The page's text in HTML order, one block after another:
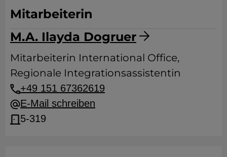
M.A. Ilayda Dogruer
Mitarbeiterin
Mitarbeiterin International Office,
Regionale Integrationsassistentin
+49 151 67362619
E-Mail schreiben
5-319